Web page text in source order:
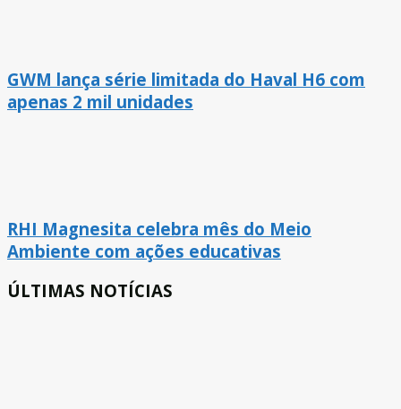
GWM lança série limitada do Haval H6 com
apenas 2 mil unidades
RHI Magnesita celebra mês do Meio
Ambiente com ações educativas
ÚLTIMAS NOTÍCIAS